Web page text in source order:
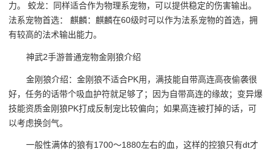
力。 蛟龙：同样适合作为物理系宠物，可以提供稳定的伤害输出。
法系宠物首选： 麒麟：麒麟在60级时可以作为法系宠物的首选，拥
有较高的法术输出能力。
神武2手游普通宠物金刚狼介绍
金刚狼介绍：金刚狼不适合PK用，满技能自带高连高夜偷袭很
好，任务的话带个吸血护符就足够了；因为自带高连的缘故；变异爆
技能资质金刚狼PK打成反制宠比较偏向；如果高连被打掉的话，可
以考虑换剑气。
一般性满体的狼有1700～1880左右的血，这样的控狼只有dt才